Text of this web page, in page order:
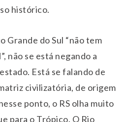
histórico.
Grande do Sul “não tem
não se está negando a
Está se falando de
civilizatória, de origem
ponto, o RS olha muito
para o Trópico. O Rio